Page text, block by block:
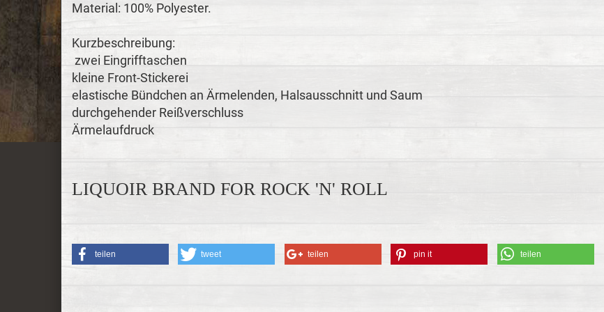
Material: 100% Polyester.
Kurzbeschreibung:
zwei Eingrifftaschen
kleine Front-Stickerei
elastische Bündchen an Ärmelenden, Halsausschnitt und Saum
durchgehender Reißverschluss
Ärmelaufdruck
LIQUOIR BRAND FOR ROCK 'N' ROLL
teilen tweet teilen pin it teilen